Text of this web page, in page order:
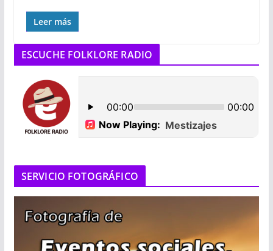
Leer más
ESCUCHE FOLKLORE RADIO
SERVICIO FOTOGRÁFICO